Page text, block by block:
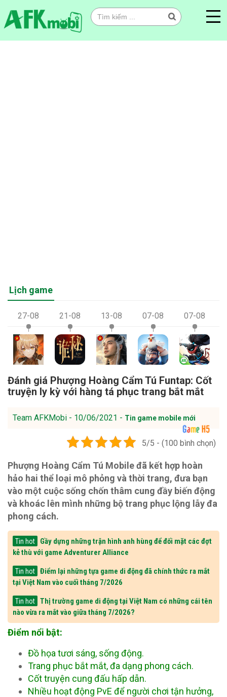
Lịch game
27-08 21-08 13-08 07-08 07-08
Đánh giá Phượng Hoàng Cẩm Tú Funtap: Cốt
truyện ly kỳ với hàng tá phục trang bắt mắt
Team AFKMobi - 10/06/2021 - Tin game mobile mới
5/5 - (100 bình chọn)
Phượng Hoàng Cẩm Tú Mobile đã kết hợp hoàn
hảo hai thể loại mô phỏng và thời trang, đưa bạn
vào một cuộc sống chốn thâm cung đầy biến động
và khoác lên mình những bộ trang phục lộng lẫy đa
phong cách.
Tin hot
Gầy dựng những trận hình anh hùng để đối mặt các đợt
kẻ thù với game Adventurer Alliance
Tin hot
Điểm lại những tựa game di động đã chính thức ra mắt
tại Việt Nam vào cuối tháng 7/2026
Tin hot
Thị trường game di động tại Việt Nam có những cái tên
nào vừa ra mắt vào giữa tháng 7/2026?
Điểm nổi bật:
Đồ họa tươi sáng, sống động.
Trang phục bắt mắt, đa dạng phong cách.
Cốt truyện cung đấu hấp dẫn.
Nhiều hoạt động PvE để người chơi tận hưởng,